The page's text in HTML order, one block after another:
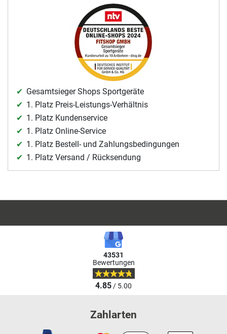
Gesamtsieger Shops Sportgeräte
1. Platz Preis-Leistungs-Verhältnis
1. Platz Kundenservice
1. Platz Online-Service
1. Platz Bestell- und Zahlungsbedingungen
1. Platz Versand / Rücksendung
43531
Bewertungen
4.85/ 5.00
Zahlarten